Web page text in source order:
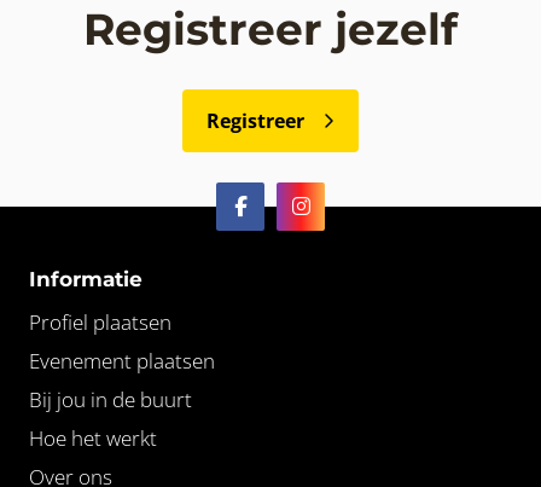
Registreer jezelf
Registreer
Informatie
Profiel plaatsen
Evenement plaatsen
Bij jou in de buurt
Hoe het werkt
Over ons